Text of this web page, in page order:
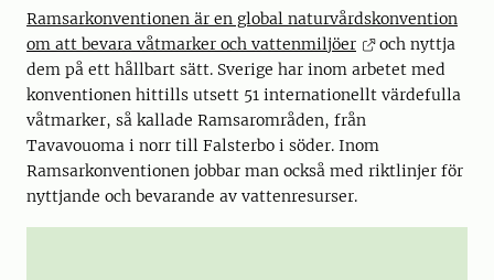
Ramsarkonventionen är en global naturvårdskonvention
om att bevara våtmarker och vattenmiljöer
och nyttja
dem på ett hållbart sätt. Sverige har inom arbetet med
konventionen hittills utsett 51 internationellt värdefulla
våtmarker, så kallade Ramsarområden, från
Tavavouoma i norr till Falsterbo i söder. Inom
Ramsarkonventionen jobbar man också med riktlinjer för
nyttjande och bevarande av vattenresurser.